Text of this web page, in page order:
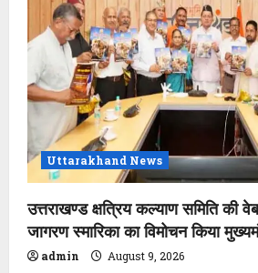
Uttarakhand News
उत्तराखण्ड क्षत्रिय कल्याण समिति की
जागरण स्मारिका का विमोचन किया
admin August 9, 2026